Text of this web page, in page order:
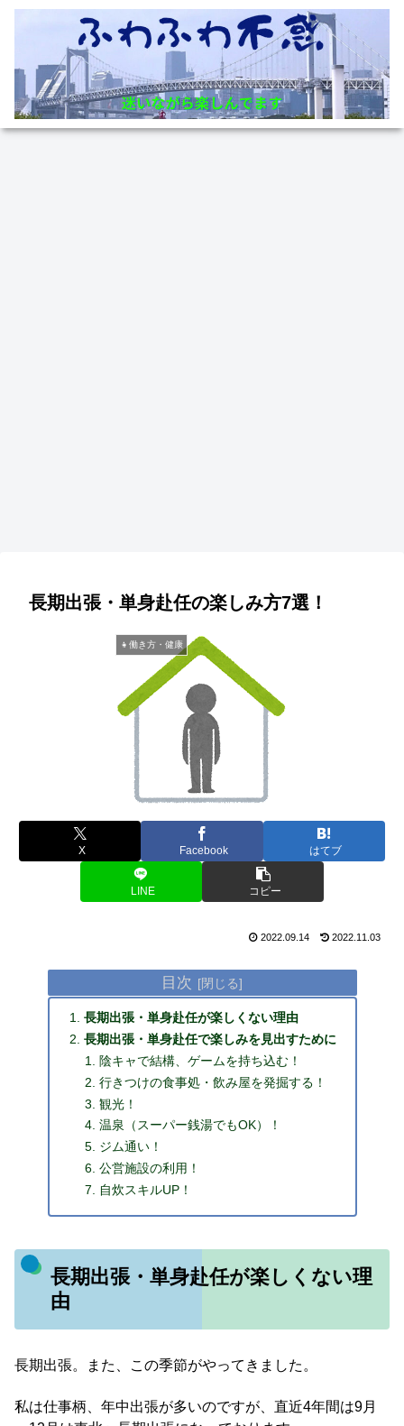
長期出張・単身赴任の楽しみ方7選！
👧働き方・健康
X Facebook はてブ
LINE コピー
2022.09.14 2022.11.03
目次
長期出張・単身赴任が楽しくない理由
長期出張・単身赴任で楽しみを見出すために
陰キャで結構、ゲームを持ち込む！
行きつけの食事処・飲み屋を発掘する！
観光！
温泉（スーパー銭湯でもOK）！
ジム通い！
公営施設の利用！
自炊スキルUP！
長期出張・単身赴任が楽しくない理
由
長期出張。また、この季節がやってきました。
私は仕事柄、年中出張が多いのですが、直近4年間は9月